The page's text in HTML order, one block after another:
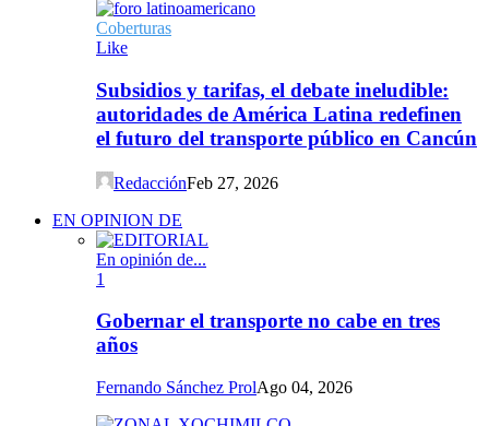
Coberturas
Like
Subsidios y tarifas, el debate ineludible:
autoridades de América Latina redefinen
el futuro del transporte público en Cancún
RedacciónFeb 27, 2026
EN OPINION DE
En opinión de...
1
Gobernar el transporte no cabe en tres
años
Fernando Sánchez ProlAgo 04, 2026